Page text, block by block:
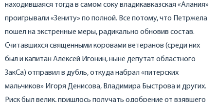
находившаяся тогда в самом соку владикавказская «Алания»
проигрывали «Зениту» по полной. Все потому, что Петржела
пошел на экстренные меры, радикально обновив состав.
Считавшихся священными коровами ветеранов (среди них
был и капитан Алексей Игонин, ныне депутат областного
ЗакСа) отправил в дубль, откуда набрал «питерских
мальчиков» Игоря Денисова, Владимира Быстрова и других.
Риск был велик, пришлось получать одобрение от взявшего